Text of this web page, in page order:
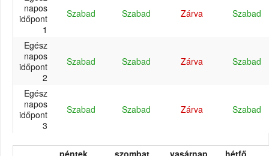
napos
időpont
1
Szabad Szabad Zárva Szabad
Egész
napos
időpont
2
Szabad Szabad Zárva Szabad
Egész
napos
időpont
3
Szabad Szabad Zárva Szabad